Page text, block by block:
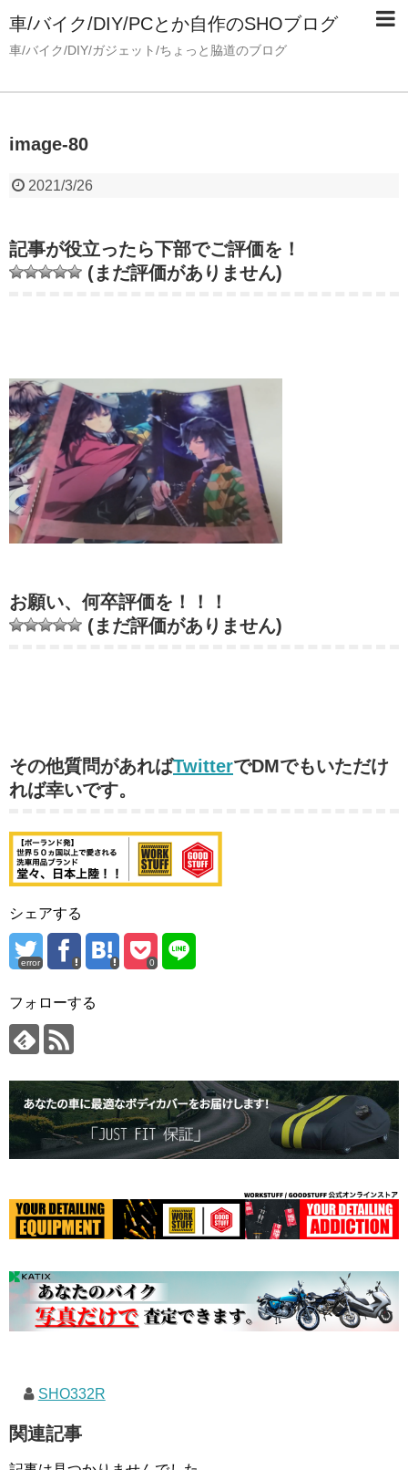
車/バイク/DIY/PCとか自作のSHOブログ
車/バイク/DIY/ガジェット/ちょっと脇道のブログ
image-80
2021/3/26
記事が役立ったら下部でご評価を！
(まだ評価がありません)
お願い、何卒評価を！！！
(まだ評価がありません)
その他質問があればTwitterでDMでもいただけ
れば幸いです。
シェアする
error 0
フォローする
SHO332R
関連記事